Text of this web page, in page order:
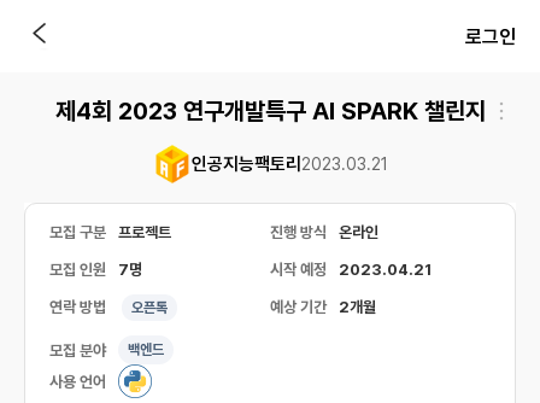
로그인
제4회 2023 연구개발특구 AI SPARK 챌린지
인공지능팩토리 2023.03.21
모집 구분 프로젝트 진행 방식 온라인
모집 인원 7명 시작 예정 2023.04.21
연락 방법 오픈톡 예상 기간 2개월
모집 분야 백엔드
사용 언어